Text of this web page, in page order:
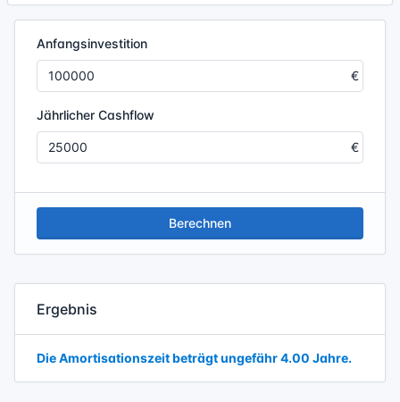
Anfangsinvestition
Jährlicher Cashflow
Berechnen
Ergebnis
Die Amortisationszeit beträgt ungefähr 4.00 Jahre.